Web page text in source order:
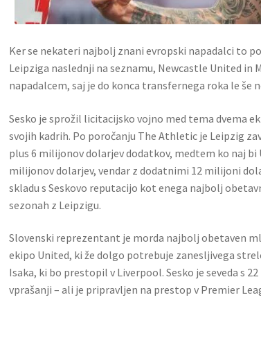
Ker se nekateri najbolj znani evropski napadalci to
Leipziga naslednji na seznamu, Newcastle United in
napadalcem, saj je do konca transfernega roka le še
Sesko je sprožil licitacijsko vojno med tema dvema
svojih kadrih. Po poročanju The Athletic je Leipzig
plus 6 milijonov dolarjev dodatkov, medtem ko naj
milijonov dolarjev, vendar z dodatnimi 12 milijoni
skladu s Seskovo reputacijo kot enega najbolj
sezonah z Leipzigu.
Slovenski reprezentant je morda najbolj obetaven
ekipo United, ki že dolgo potrebuje zanesljivega
Isaka, ki bo prestopil v Liverpool. Sesko je seveda s
vprašanji – ali je pripravljen na prestop v Premier